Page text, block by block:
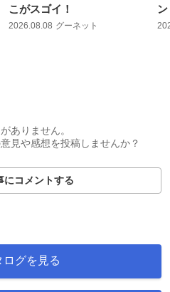
こがスゴイ！
2026.08.08 グーネット
ン
ありません。
見や感想を投稿しませんか？
にコメントする
ログを見る